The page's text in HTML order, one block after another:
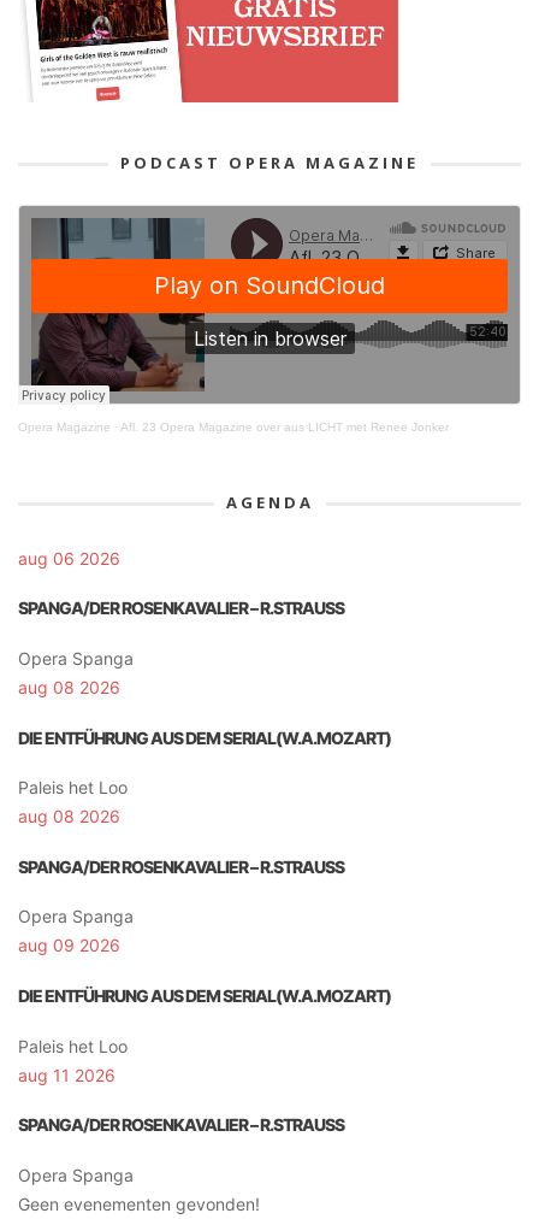
PODCAST OPERA MAGAZINE
Opera Magazine · Afl. 23 Opera Magazine over aus LICHT met Renee Jonker
AGENDA
aug 06 2026
SPANGA/DER ROSENKAVALIER – R.STRAUSS
Opera Spanga
aug 08 2026
DIE ENTFÜHRUNG AUS DEM SERIAL(W.A.MOZART)
Paleis het Loo
aug 08 2026
SPANGA/DER ROSENKAVALIER – R.STRAUSS
Opera Spanga
aug 09 2026
DIE ENTFÜHRUNG AUS DEM SERIAL(W.A.MOZART)
Paleis het Loo
aug 11 2026
SPANGA/DER ROSENKAVALIER – R.STRAUSS
Opera Spanga
Geen evenementen gevonden!